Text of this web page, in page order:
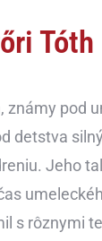
Tóth
známy pod
detstva
Jeho
s rôznymi